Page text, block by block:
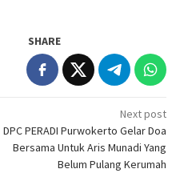
SHARE
Next post
DPC PERADI Purwokerto Gelar Doa
Bersama Untuk Aris Munadi Yang
Belum Pulang Kerumah